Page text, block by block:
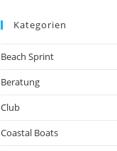
Kategorien
Beach Sprint
Beratung
Club
Coastal Boats